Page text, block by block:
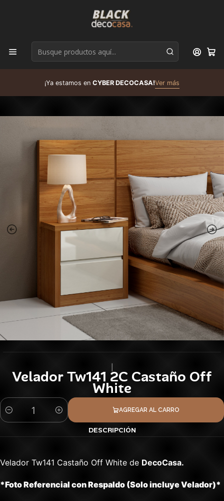
¡Ya estamos en CYBER DECOCASA!Ver más
Velador Tw141 2C Castaño Off
White
Cantidad
AGREGAR AL CARRO
DESCRIPCIÓN
Velador Tw141 Castaño Off White de DecoCasa.
*Foto Referencial con Respaldo (Solo incluye Velador)*